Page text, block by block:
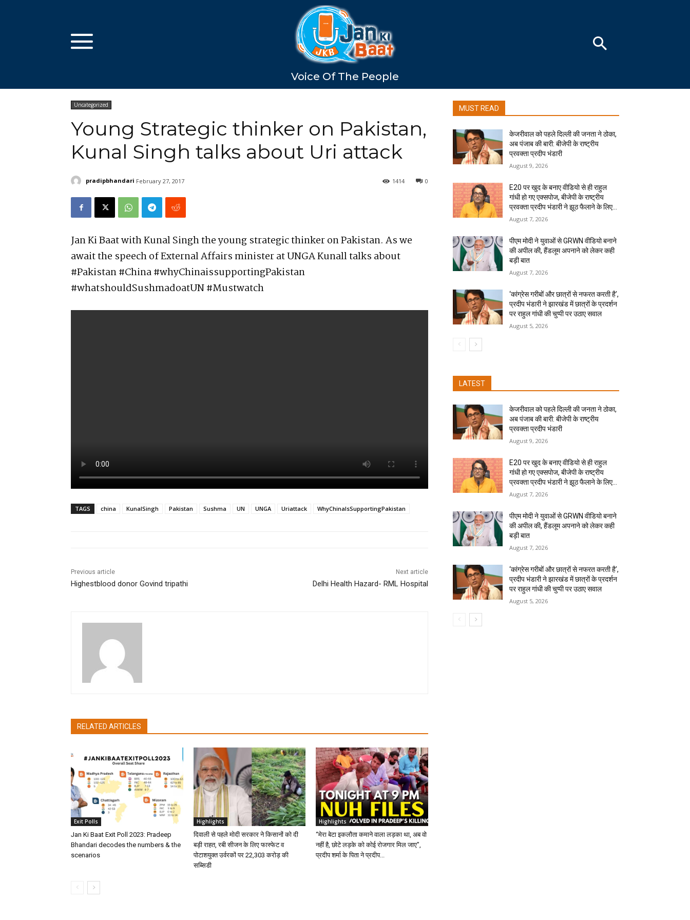
Voice Of The People
Uncategorized
Young Strategic thinker on Pakistan,
Kunal Singh talks about Uri attack
pradipbhandari February 27, 2017 0
1414
Jan Ki Baat with Kunal Singh the young strategic thinker on Pakistan. As we
await the speech of External Affairs minister at UNGA Kunall talks about
#Pakistan #China #whyChinaissupportingPakistan
#whatshouldSushmadoatUN #Mustwatch
TAGS china KunalSingh Pakistan Sushma UN UNGA Uriattack WhyChinaIsSupportingPakistan
Previous article
Highestblood donor Govind tripathi
Next article
Delhi Health Hazard- RML Hospital
RELATED ARTICLES
Exit Polls
Jan Ki Baat Exit Poll 2023: Pradeep
Bhandari decodes the numbers & the
scenarios
Highlights
दिवाली से पहले मोदी सरकार ने किसानों को दी
बड़ी राहत, रबी सीजन के लिए फास्फेट व
पोटाशयुक्त उर्वरकों पर 22,303 करोड़ की
सब्सिडी
Highlights
“मेरा बेटा इकलौता कमाने वाला लड़का था, अब वो
नहीं है, छोटे लड़के को कोई रोजगार मिल जाए”,
प्रदीप शर्मा के पिता ने प्रदीप...
MUST READ
केजरीवाल को पहले दिल्ली की जनता ने ठोका,
अब पंजाब की बारी: बीजेपी के राष्ट्रीय
प्रवक्ता प्रदीप भंडारी
August 9, 2026
E20 पर खुद के बनाए वीडियो से ही राहुल
गांधी हो गए एक्सपोज, बीजेपी के राष्ट्रीय
प्रवक्ता प्रदीप भंडारी ने झूठ फैलाने के लिए...
August 7, 2026
पीएम मोदी ने युवाओं से GRWN वीडियो बनाने
की अपील की, हैंडलूम अपनाने को लेकर कही
बड़ी बात
August 7, 2026
‘कांग्रेस गरीबों और छात्रों से नफरत करती है’,
प्रदीप भंडारी ने झारखंड में छात्रों के प्रदर्शन
पर राहुल गांधी की चुप्पी पर उठाए सवाल
August 5, 2026
LATEST
केजरीवाल को पहले दिल्ली की जनता ने ठोका,
अब पंजाब की बारी: बीजेपी के राष्ट्रीय
प्रवक्ता प्रदीप भंडारी
August 9, 2026
E20 पर खुद के बनाए वीडियो से ही राहुल
गांधी हो गए एक्सपोज, बीजेपी के राष्ट्रीय
प्रवक्ता प्रदीप भंडारी ने झूठ फैलाने के लिए...
August 7, 2026
पीएम मोदी ने युवाओं से GRWN वीडियो बनाने
की अपील की, हैंडलूम अपनाने को लेकर कही
बड़ी बात
August 7, 2026
‘कांग्रेस गरीबों और छात्रों से नफरत करती है’,
प्रदीप भंडारी ने झारखंड में छात्रों के प्रदर्शन
पर राहुल गांधी की चुप्पी पर उठाए सवाल
August 5, 2026